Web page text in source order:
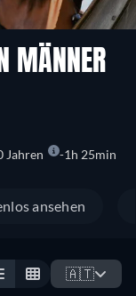
MÄNNER
Jahren 1h 25min
ansehen
🇦🇹